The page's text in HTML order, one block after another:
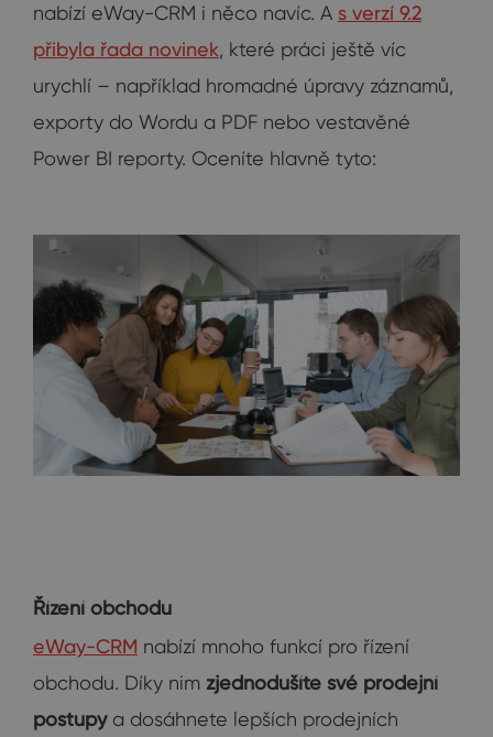
nabízí eWay-CRM i něco navíc. A s verzí 9.2
přibyla řada novinek, které práci ještě víc
urychlí – například hromadné úpravy záznamů,
exporty do Wordu a PDF nebo vestavěné
Power BI reporty. Oceníte hlavně tyto:
Řízení obchodu
eWay-CRM nabízí mnoho funkcí pro řízení
obchodu. Díky nim zjednodušíte své prodejní
postupya dosáhnete lepších prodejních